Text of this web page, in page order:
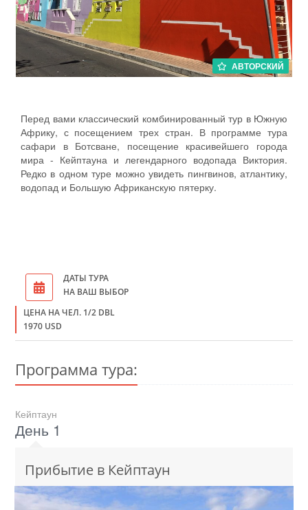
АВТОРСКИЙ
Перед вами классический комбинированный тур в Южную
Африку, с посещением трех стран. В программе тура
сафари в Ботсване, посещение красивейшего города
мира - Кейптауна и легендарного водопада Виктория.
Редко в одном туре можно увидеть пингвинов, атлантику,
водопад и Большую Африканскую пятерку.
ДАТЫ ТУРА
НА ВАШ ВЫБОР
ЦЕНА НА ЧЕЛ. 1/2 DBL
1970 USD
Программа тура:
Кейптаун
День 1
Прибытие в Кейптаун